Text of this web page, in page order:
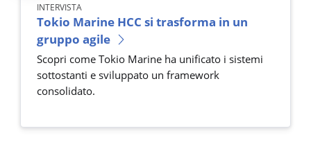
INTERVISTA
Tokio Marine HCC si trasforma in un
gruppo agile
Scopri come Tokio Marine ha unificato i sistemi
sottostanti e sviluppato un framework
consolidato.